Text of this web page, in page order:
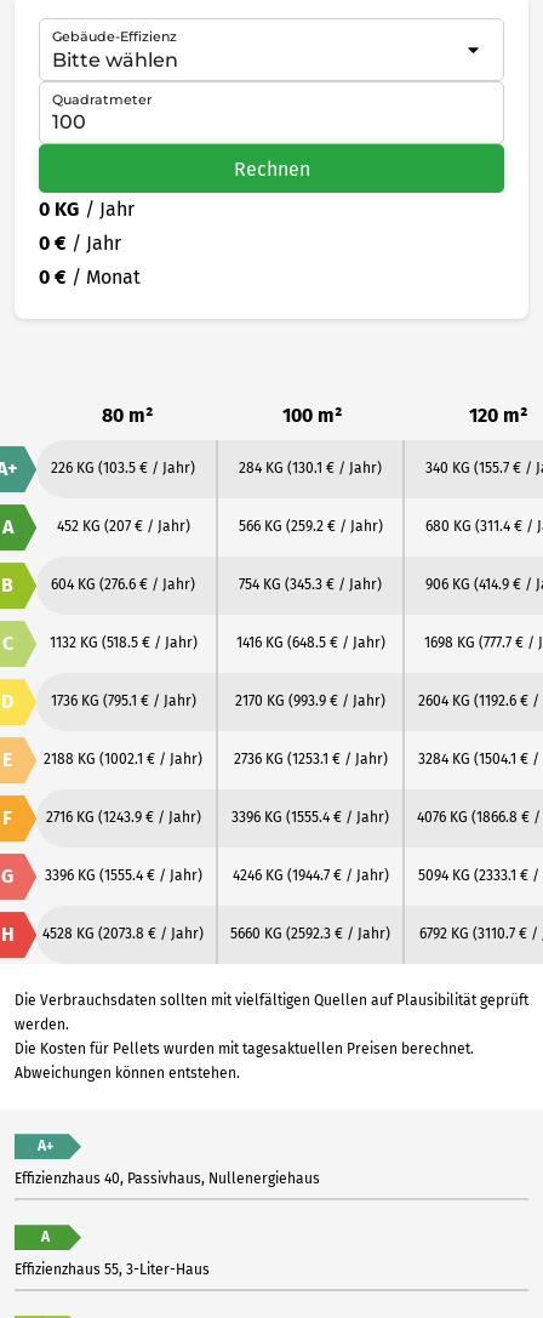
Gebäude-Effizienz
Quadratmeter
Rechnen
0 KG / Jahr
0 € / Jahr
0 € / Monat
80 m² 100 m² 120 m²
226 KG (103.5 € / Jahr) 284 KG (130.1 € / Jahr) 340 KG (155.7 € /
A 452 KG (207 € / Jahr) 566 KG (259.2 € / Jahr) 680 KG (311.4 € /
B 604 KG (276.6 € / Jahr) 754 KG (345.3 € / Jahr) 906 KG (414.9 € /
C 1132 KG (518.5 € / Jahr) 1416 KG (648.5 € / Jahr) 1698 KG (777.7 € /
D 1736 KG (795.1 € / Jahr) 2170 KG (993.9 € / Jahr) 2604 KG (1192.6 €
E 2188 KG (1002.1 € / Jahr) 2736 KG (1253.1 € / Jahr) 3284 KG (1504.1 €
F 2716 KG (1243.9 € / Jahr) 3396 KG (1555.4 € / Jahr) 4076 KG (1866.8 €
G 3396 KG (1555.4 € / Jahr) 4246 KG (1944.7 € / Jahr) 5094 KG (2333.1 €
H 4528 KG (2073.8 € / Jahr) 5660 KG (2592.3 € / Jahr) 6792 KG (3110.7 € /
Die Verbrauchsdaten sollten mit vielfältigen Quellen auf Plausibilität geprüft
werden.
Die Kosten für Pellets wurden mit tagesaktuellen Preisen berechnet.
Abweichungen können entstehen.
A+
Effizienzhaus 40, Passivhaus, Nullenergiehaus
A
Effizienzhaus 55, 3-Liter-Haus